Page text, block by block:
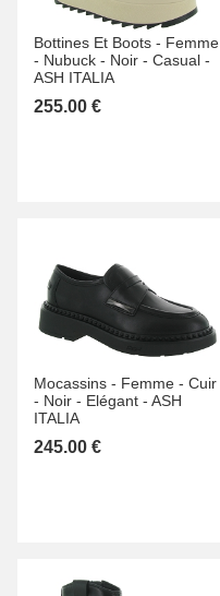
Bottines Et Boots - Femme
- Nubuck - Noir - Casual -
ASH ITALIA
255.00 €
Mocassins - Femme - Cuir
- Noir - Elégant - ASH
ITALIA
245.00 €